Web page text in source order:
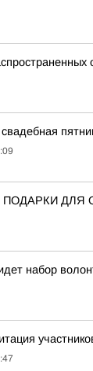
ДЛЯ
набор